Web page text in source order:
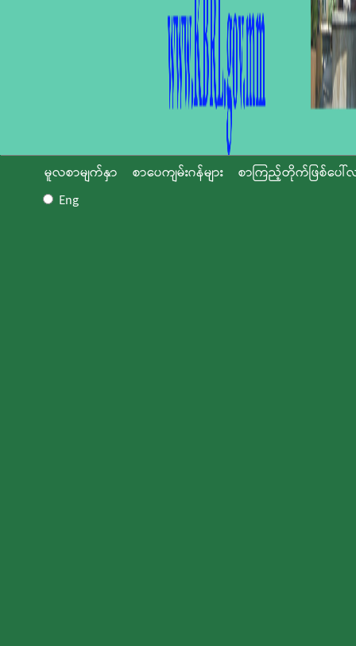
မူလစာမျက်နှာ စာပေကျမ်းဂန်များ
စာကြည့်တိုက်ဖြစ်ပေါ်
Eng